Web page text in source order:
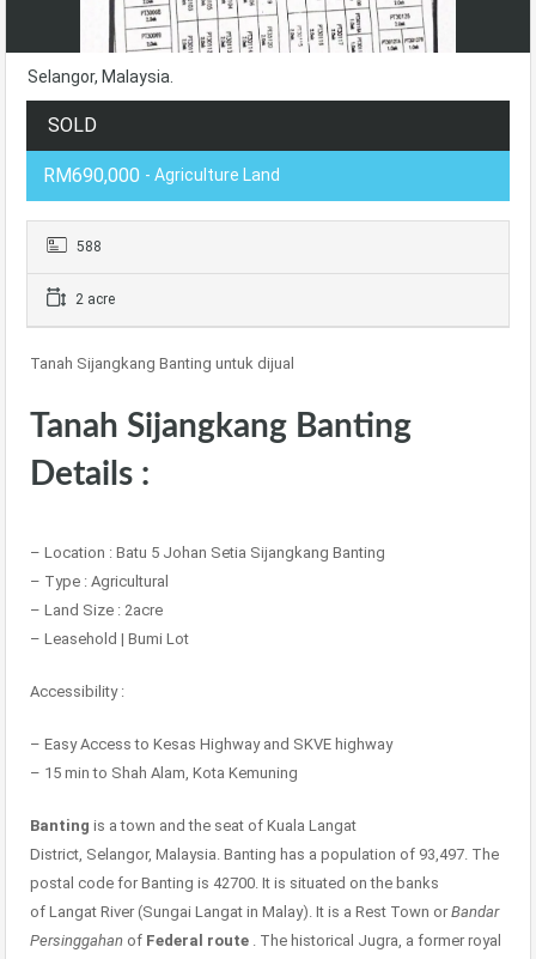
Selangor, Malaysia.
SOLD
RM690,000 - Agriculture Land
588
2 acre
Tanah Sijangkang Banting untuk dijual
Tanah Sijangkang Banting
Details :
– Location : Batu 5 Johan Setia Sijangkang Banting
– Type : Agricultural
– Land Size : 2acre
– Leasehold | Bumi Lot
Accessibility :
– Easy Access to Kesas Highway and SKVE highway
– 15 min to Shah Alam, Kota Kemuning
Banting is a town and the seat of Kuala Langat
District, Selangor, Malaysia. Banting has a population of 93,497. The
postal code for Banting is 42700. It is situated on the banks
of Langat River (Sungai Langat in Malay). It is a Rest Town or Bandar
Persinggahan of Federal route . The historical Jugra, a former royal